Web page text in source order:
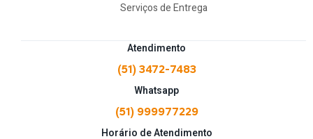
Atendimento
(51) 3472-7483
Whatsapp
(51) 999977229
Horário de Atendimento
Serviços de Entrega